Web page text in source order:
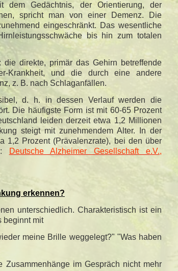
dem Gedächtnis, der Orientierung, der
spricht man von einer Demenz. Die
eingeschränkt. Das wesentliche
bis hin zum totalen
direkte, primär das Gehirn betreffende
Krankheit, und die durch eine andere
z. B. nach Schlaganfällen.
d. h. in dessen Verlauf werden die
Die häufigste Form ist mit 60-65 Prozent
leiden derzeit etwa 1,2 Millionen
steigt mit zunehmendem Alter. In der
1,2 Prozent (Prävalenzrate), bei den über
Deutsche Alzheimer Gesellschaft e.V.,
erkennen?
unterschiedlich. Charakteristisch ist ein
beginnt mit
meine Brille weggelegt?" "Was haben
Zusammenhänge im Gespräch nicht mehr